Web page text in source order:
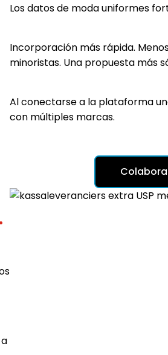
Los datos de moda uniformes
Incorporación más rápida.
minoristas. Una propuesta más
Al conectarse a la plataforma
con múltiples marcas.
.